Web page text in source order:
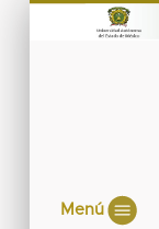
Menú